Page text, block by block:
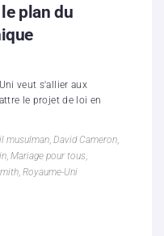
plan du
veut s'allier aux
le projet de loi en
musulman David Cameron
Mariage pour tous
Royaume-Uni